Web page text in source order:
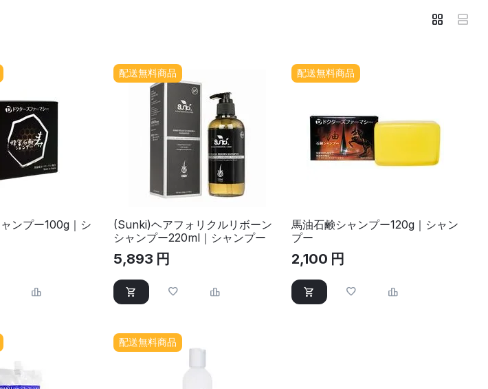
ンプー100g｜シ
配送無料商品
(Sunki)ヘアフォリクルリボーン
シャンプー220ml｜シャンプー
5,893 円
配送無料商品
馬油石鹸シャンプー120g｜シャン
プー
2,100 円
配送無料商品